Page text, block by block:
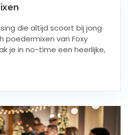
die altijd scoort bij jong
poedermixen van Foxy
je in no-time een heerlijke,